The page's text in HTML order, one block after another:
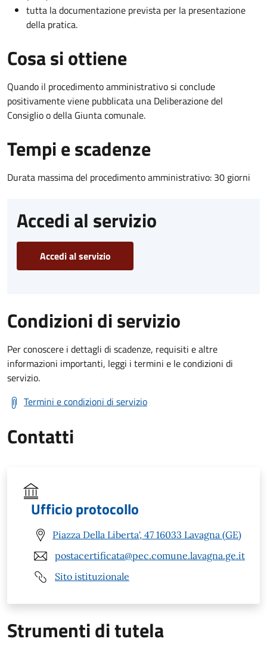
tutta la documentazione prevista per la presentazione
della pratica.
Cosa si ottiene
Quando il procedimento amministrativo si conclude
positivamente viene pubblicata una Deliberazione del
Consiglio o della Giunta comunale.
Tempi e scadenze
Durata massima del procedimento amministrativo: 30 giorni
Accedi al servizio
Accedi al servizio
Condizioni di servizio
Per conoscere i dettagli di scadenze, requisiti e altre
informazioni importanti, leggi i termini e le condizioni di
servizio.
Termini e condizioni di servizio
Contatti
Ufficio protocollo
Piazza Della Liberta', 47 16033 Lavagna (GE)
postacertificata@pec.comune.lavagna.ge.it
Sito istituzionale
Strumenti di tutela